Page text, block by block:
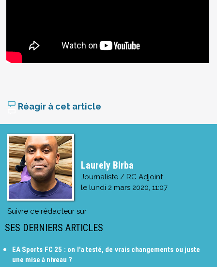
Réagir à cet article
Laurely Birba
Journaliste / RC Adjoint
le lundi 2 mars 2020, 11:07
Suivre ce rédacteur sur
SES DERNIERS ARTICLES
EA Sports FC 25 : on l'a testé, de vrais changements ou juste
une mise à niveau ?